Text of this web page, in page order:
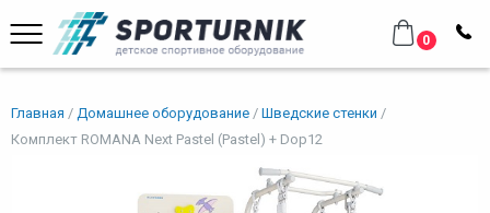
0
Главная Домашнее оборудование
Шведские стенки
Комплект ROMANA Next Pastel (Pastel) + Dop12
Комплект ROMANA Next Pastel
(Pastel) + Dop12